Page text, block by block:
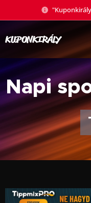
KUPONKIRÁLY
Napi